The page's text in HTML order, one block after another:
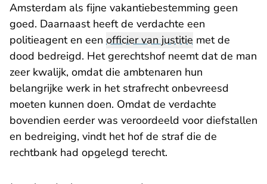
Amsterdam als fijne vakantiebestemming geen
goed. Daarnaast heeft de verdachte een
politieagent en een officier van justitie met de
dood bedreigd. Het gerechtshof neemt dat de man
zeer kwalijk, omdat die ambtenaren hun
belangrijke werk in het strafrecht onbevreesd
moeten kunnen doen. Omdat de verdachte
bovendien eerder was veroordeeld voor diefstallen
en bedreiging, vindt het hof de straf die de
rechtbank had opgelegd terecht.